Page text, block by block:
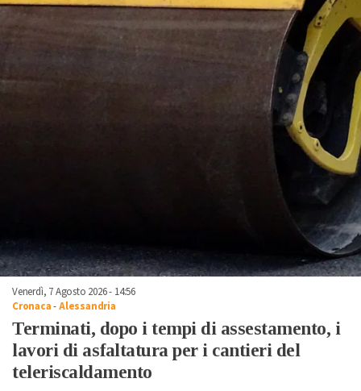
Venerdì, 7 Agosto 2026 - 14:56
Cronaca-Alessandria
Terminati, dopo i tempi di assestamento, i
lavori di asfaltatura per i cantieri del
teleriscaldamento